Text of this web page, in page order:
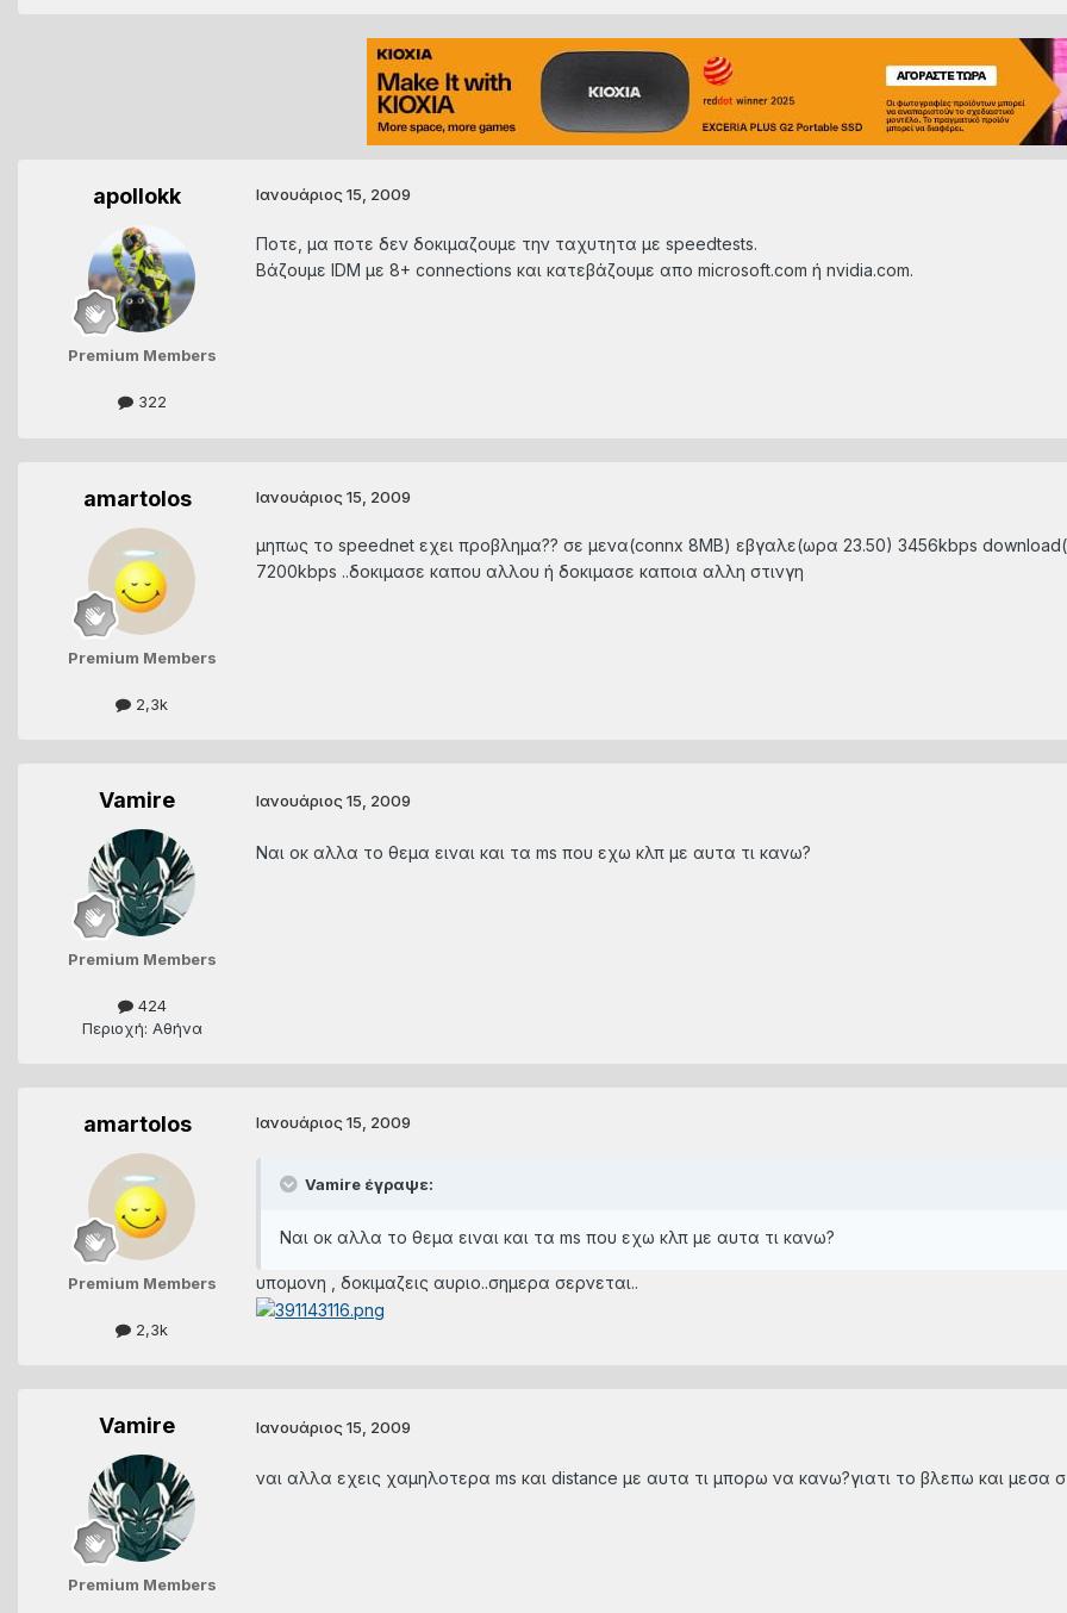
apollokk
Premium Members
322
Ιανουάριος 15, 2009
Ποτε, μα ποτε δεν δοκιμαζουμε την ταχυτητα με speedtests.
Βάζουμε IDM με 8+ connections και κατεβάζουμε απο microsoft.com ή nvidia.com.
amartolos
Premium Members
2,3k
Ιανουάριος 15, 2009
μηπως το speednet εχει προβλημα?? σε μενα(connx 8ΜΒ) εβγαλε(ωρα 23.50) 3456kbps
7200kbps ..δοκιμασε καπου αλλου ή δοκιμασε καποια αλλη στινγη
Vamire
Premium Members
424
Περιοχή: Αθήνα
Ιανουάριος 15, 2009
Ναι οκ αλλα το θεμα ειναι και τα ms που εχω κλπ με αυτα τι κανω?
amartolos
Premium Members
2,3k
Ιανουάριος 15, 2009
Vamire έγραψε:
Ναι οκ αλλα το θεμα ειναι και τα ms που εχω κλπ με αυτα τι κανω?
υπομονη , δοκιμαζεις αυριο..σημερα σερνεται..
Vamire
Premium Members
Ιανουάριος 15, 2009
ναι αλλα εχεις χαμηλοτερα ms και distance με αυτα τι μπορω να κανω?γιατι το βλεπω και μεσα